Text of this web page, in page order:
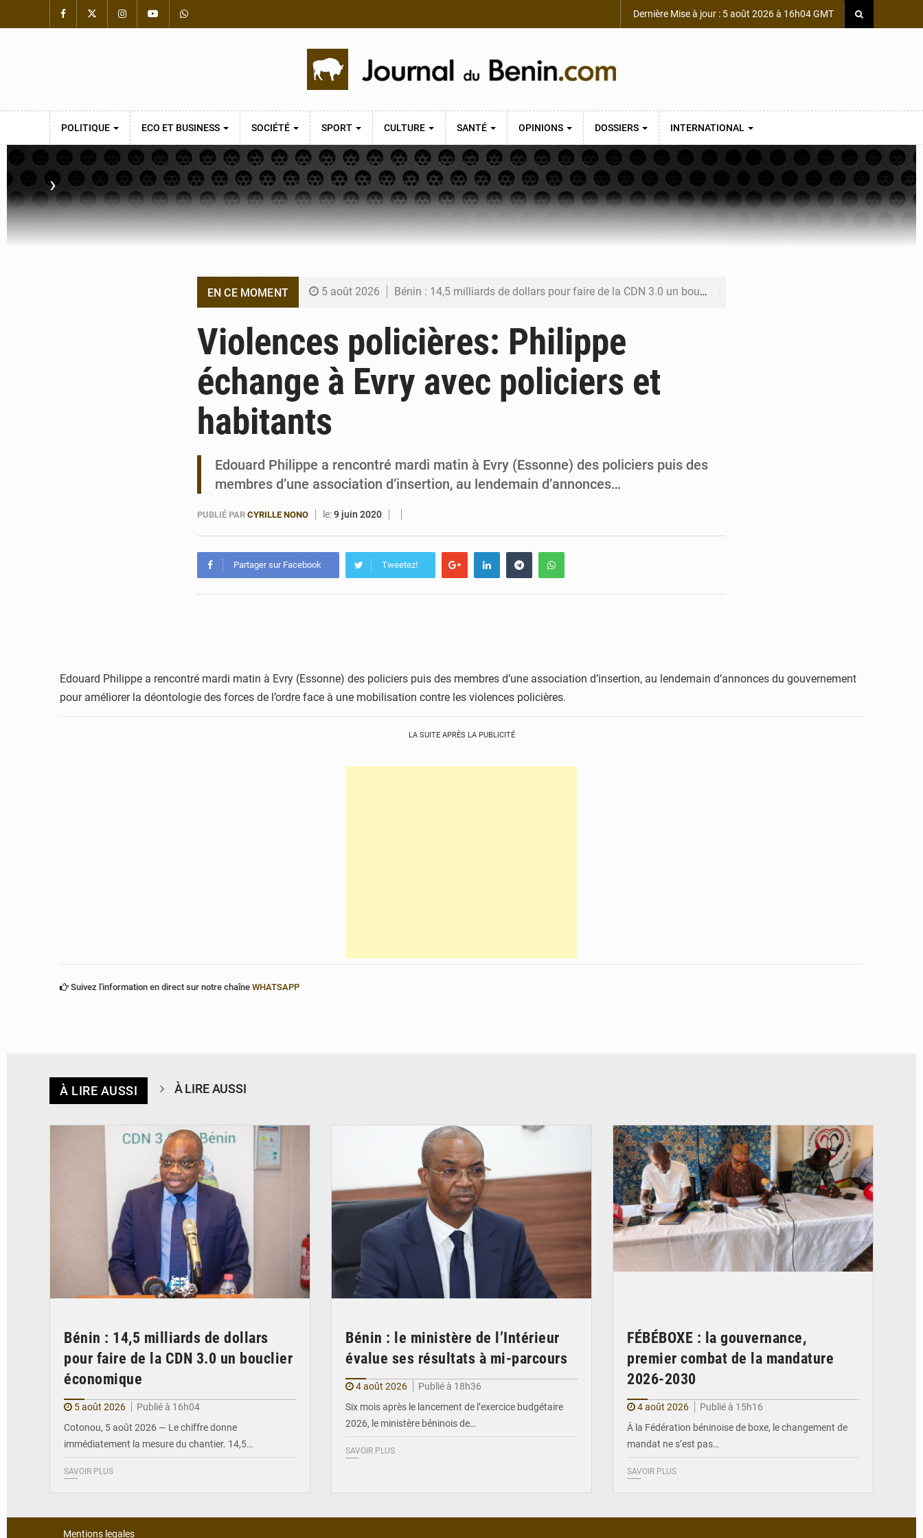
Dernière Mise à jour : 5 août 2026 à 16h04 GMT
POLITIQUE ECO ET BUSINESS SOCIÉTÉ SPORT CULTURE SANTÉ OPINIONS DOSSIERS INTERNATIONAL
›
EN CE MOMENT 5 août 2026 Bénin : 14,5 milliards de dollars pour faire de la CDN 3.0 un bouclier économique
4 août 2026 FÉBÉBOXE : la gouvernance, premier combat de la mandature 2026-2030
3 août 2026 Valse des entraîneurs en Première Division béninoise
3 août 2026
Violences policières: Philippe
échange à Evry avec policiers et
habitants
Edouard Philippe a rencontré mardi matin à Evry (Essonne) des policiers puis des
membres d’une association d’insertion, au lendemain d’annonces…
PUBLIÉ PAR CYRILLE NONO le:9 juin 2020
Partager sur Facebook Tweetez!
Edouard Philippe a rencontré mardi matin à Evry (Essonne) des policiers puis des membres d’une association d’insertion, au lendemain d’annonces du gouvernement
pour améliorer la déontologie des forces de l’ordre face à une mobilisation contre les violences policières.
LA SUITE APRÈS LA PUBLICITÉ
Suivez l'information en direct sur notre chaîne WHATSAPP
À LIRE AUSSI À LIRE AUSSI
© Ministère du Cadre de Vie et des Transports, chargé du Développement
Bénin : 14,5 milliards de dollars
pour faire de la CDN 3.0 un bouclier
économique
5 août 2026
Publié à 16h04
Cotonou, 5 août 2026 — Le chiffre donne
immédiatement la mesure du chantier. 14,5…
SAVOIR PLUS
Bénin : le ministère de l’Intérieur
évalue ses résultats à mi-parcours
4 août 2026
Publié à 18h36
Six mois après le lancement de l’exercice budgétaire
2026, le ministère béninois de…
SAVOIR PLUS
FÉBÉBOXE : la gouvernance,
premier combat de la mandature
2026-2030
4 août 2026
Publié à 15h16
À la Fédération béninoise de boxe, le changement de
mandat ne s’est pas…
SAVOIR PLUS
Mentions legales